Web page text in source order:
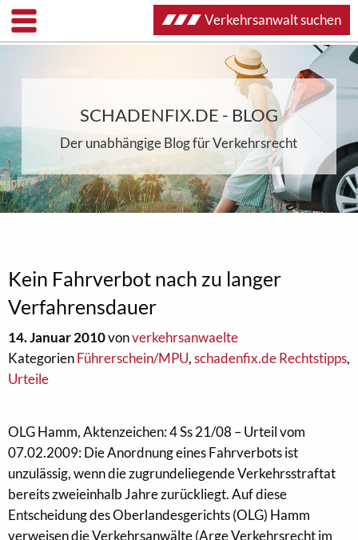
SCHADENFIX.DE - BLOG
Der unabhängige Blog für Verkehrsrecht
Kein Fahrverbot nach zu langer
Verfahrensdauer
14. Januar 2010vonverkehrsanwaelte
KategorienFührerschein/MPU,schadenfix.de Rechtstipps,
Urteile
OLG Hamm, Aktenzeichen: 4 Ss 21/08 – Urteil vom
07.02.2009: Die Anordnung eines Fahrverbots ist
unzulässig, wenn die zugrundeliegende Verkehrsstraftat
bereits zweieinhalb Jahre zurückliegt. Auf diese
Entscheidung des Oberlandesgerichts (OLG) Hamm
verweisen die Verkehrsanwälte (Arge Verkehrsrecht im
Verkehrsanwalt suchen